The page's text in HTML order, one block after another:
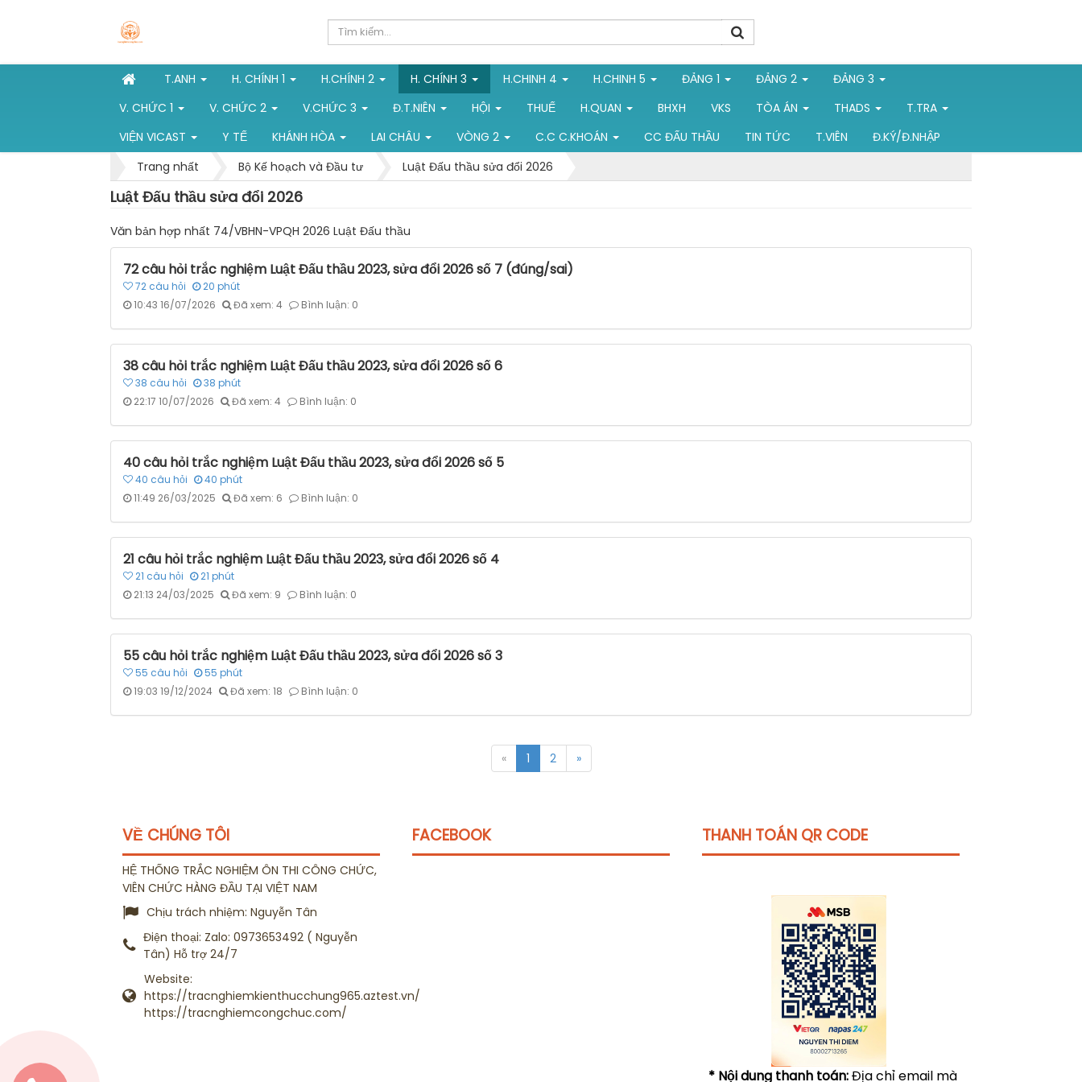
T.ANH H. CHÍNH 1 H.CHÍNH 2 H. CHÍNH 3 H.CHINH 4 H.CHINH 5 ĐẢNG 1 ĐẢNG 2
ĐẢNG 3
V. CHỨC 1
V. CHỨC 2 V.CHỨC 3 Đ.T.NIÊN HỘI THUẾ H.QUAN BHXH VKS TÒA ÁN THADS
T.TRA
VIỆN VICAST
Y TẾ KHÁNH HÒA LAI CHÂU VÒNG 2 C.C C.KHOÁN CC ĐẤU THẦU TIN TỨC T.VIÊN
Đ.KÝ/Đ.NHẬP
Trang nhất
Bộ Kế hoạch và Đầu tư Luật Đấu thầu sửa đổi 2026
Luật Đấu thầu sửa đổi 2026
Văn bản hợp nhất 74/VBHN-VPQH 2026 Luật Đấu thầu
72 câu hỏi trắc nghiệm Luật Đấu thầu 2023, sửa đổi 2026 số 7 (đúng/sai)
72 câu hỏi 20 phút
10:43 16/07/2026
Đã xem: 4 Bình luận: 0
38 câu hỏi trắc nghiệm Luật Đấu thầu 2023, sửa đổi 2026 số 6
38 câu hỏi 38 phút
22:17 10/07/2026
Đã xem: 4 Bình luận: 0
40 câu hỏi trắc nghiệm Luật Đấu thầu 2023, sửa đổi 2026 số 5
40 câu hỏi 40 phút
11:49 26/03/2025
Đã xem: 6 Bình luận: 0
21 câu hỏi trắc nghiệm Luật Đấu thầu 2023, sửa đổi 2026 số 4
21 câu hỏi 21 phút
21:13 24/03/2025
Đã xem: 9 Bình luận: 0
55 câu hỏi trắc nghiệm Luật Đấu thầu 2023, sửa đổi 2026 số 3
55 câu hỏi 55 phút
19:03 19/12/2024
Đã xem: 18 Bình luận: 0
« 1 2 »
VỀ CHÚNG TÔI
HỆ THỐNG TRẮC NGHIỆM ÔN THI CÔNG CHỨC,
VIÊN CHỨC HÀNG ĐẦU TẠI VIỆT NAM
Chịu trách nhiệm: Nguyễn Tân
Điện thoại: Zalo: 0973653492 ( Nguyễn
Tân) Hỗ trợ 24/7
Website:
https://tracnghiemkienthucchung965.aztest.vn/
https://tracnghiemcongchuc.com/
FACEBOOK THANH TOÁN QR CODE
* Nội dung thanh toán:Địa chỉ email mà